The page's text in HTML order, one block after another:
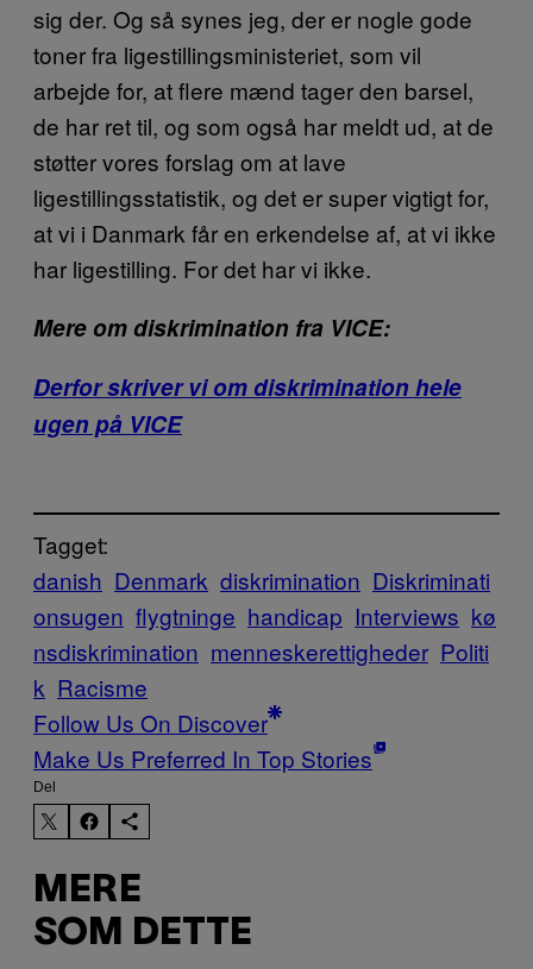
sig der. Og så synes jeg, der er nogle gode
toner fra ligestillingsministeriet, som vil
arbejde for, at flere mænd tager den barsel,
de har ret til, og som også har meldt ud, at de
støtter vores forslag om at lave
ligestillingsstatistik, og det er super vigtigt for,
at vi i Danmark får en erkendelse af, at vi ikke
har ligestilling. For det har vi ikke.
Mere om diskrimination fra VICE:
Derfor skriver vi om diskrimination hele
ugen på VICE
Tagget:
danish Denmark diskrimination Diskriminati
onsugen flygtninge handicap Interviews kø
nsdiskrimination menneskerettigheder Politi
k Racisme
Follow Us On Discover
Make Us Preferred In Top Stories
Del
MERE
SOM DETTE